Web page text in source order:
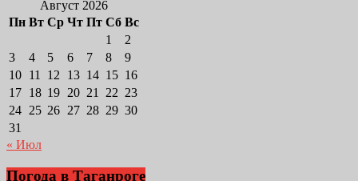
Август 2026
Пн Вт Ср Чт Пт Сб Вс
1
2
3
4 5 6 7 8
9
10 11 12 13 14 15 16
17 18 19 20 21 22 23
24 25 26 27 28 29 30
31
« Июл
Погода в Таганроге